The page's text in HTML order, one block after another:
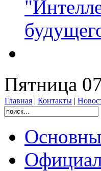
Пятница
Главная | Контакты |